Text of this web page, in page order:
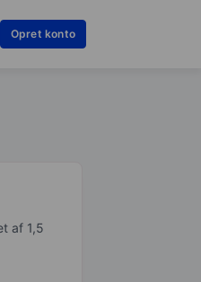
Opret konto
af 1,5